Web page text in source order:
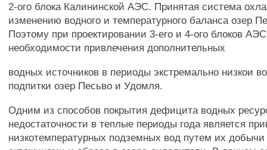
2-ого блока Калининской АЭС. Принятая система
изменению водного и температурного баланса озер
Поэтому при проектировании 3-его и 4-ого блоков
необходимости привлечения дополнительных
водных источников в периоды экстремально низкои
подпитки озер Песьво и Удомля.
Одним из способов покрытия дефицита водных
недостаточности в теплые периоды года является
низкотемпературных подземных вод путем их